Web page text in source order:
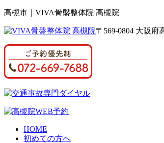
高槻市｜VIVA骨盤整体院 高槻院
〒569-0804 大阪
HOME
初めての方へ